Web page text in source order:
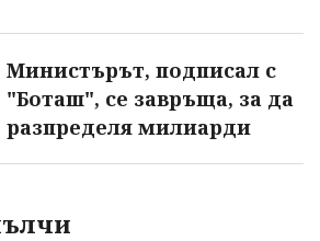
Министърът, подписал с
"Боташ", се завръща, за да
разпределя милиарди